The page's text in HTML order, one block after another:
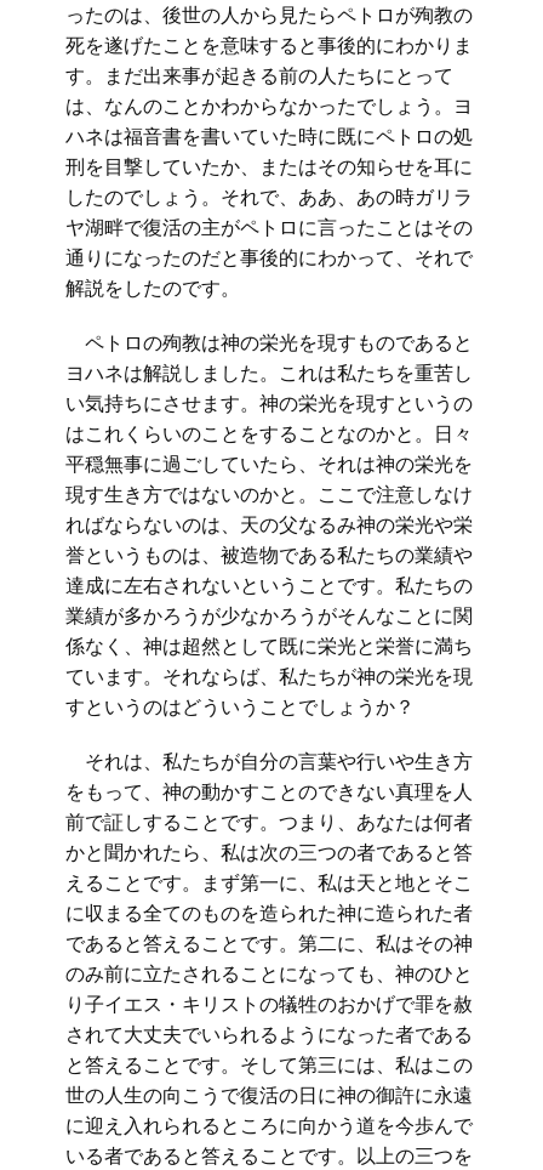
ったのは、後世の人から見たらペトロが殉教の
死を遂げたことを意味すると事後的にわかりま
す。まだ出来事が起きる前の人たちにとって
は、なんのことかわからなかったでしょう。ヨ
ハネは福音書を書いていた時に既にペトロの処
刑を目撃していたか、またはその知らせを耳に
したのでしょう。それで、ああ、あの時ガリラ
ヤ湖畔で復活の主がペトロに言ったことはその
通りになったのだと事後的にわかって、それで
解説をしたのです。
ペトロの殉教は神の栄光を現すものであると
ヨハネは解説しました。これは私たちを重苦し
い気持ちにさせます。神の栄光を現すというの
はこれくらいのことをすることなのかと。日々
平穏無事に過ごしていたら、それは神の栄光を
現す生き方ではないのかと。ここで注意しなけ
ればならないのは、天の父なるみ神の栄光や栄
誉というものは、被造物である私たちの業績や
達成に左右されないということです。私たちの
業績が多かろうが少なかろうがそんなことに関
係なく、神は超然として既に栄光と栄誉に満ち
ています。それならば、私たちが神の栄光を現
すというのはどういうことでしょうか？
それは、私たちが自分の言葉や行いや生き方
をもって、神の動かすことのできない真理を人
前で証しすることです。つまり、あなたは何者
かと聞かれたら、私は次の三つの者であると答
えることです。まず第一に、私は天と地とそこ
に収まる全てのものを造られた神に造られた者
であると答えることです。第二に、私はその神
のみ前に立たされることになっても、神のひと
り子イエス・キリストの犠牲のおかげで罪を赦
されて大丈夫でいられるようになった者である
と答えることです。そして第三には、私はこの
世の人生の向こうで復活の日に神の御許に永遠
に迎え入れられるところに向かう道を今歩んで
いる者であると答えることです。以上の三つを